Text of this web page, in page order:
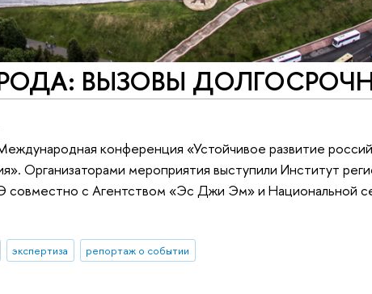
ВЫЗОВЫ
конференция «Устойчивое развитие
Организаторами мероприятия выступили Институт
с Агентством «Эс Джи Эм» и Национальной
экспертиза репортаж о событии